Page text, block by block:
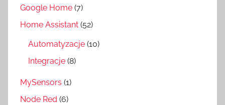
Google Home (7)
Home Assistant (52)
Automatyzacje (10)
Integracje (8)
MySensors (1)
Node Red (6)